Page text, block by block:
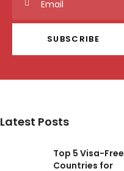
Latest Posts
Top 5 Visa-Free
Countries for